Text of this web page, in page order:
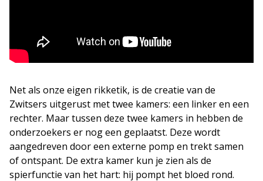
Net als onze eigen rikketik, is de creatie van de
Zwitsers uitgerust met twee kamers: een linker en een
rechter. Maar tussen deze twee kamers in hebben de
onderzoekers er nog een geplaatst. Deze wordt
aangedreven door een externe pomp en trekt samen
of ontspant. De extra kamer kun je zien als de
spierfunctie van het hart: hij pompt het bloed rond.